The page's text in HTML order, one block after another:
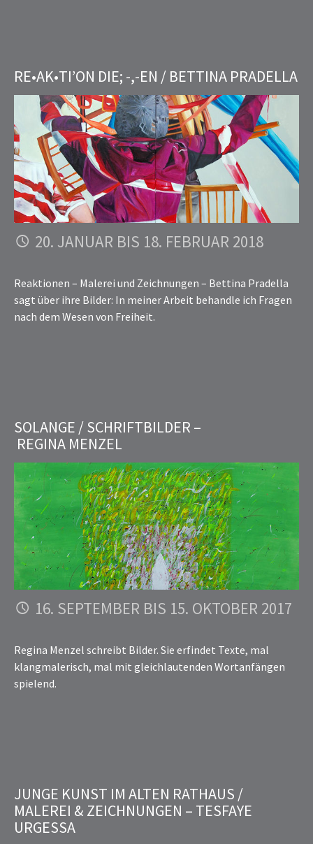
RE•AK•TI’ON DIE; -,-EN / BETTINA PRADELLA
20. JANUAR BIS 18. FEBRUAR 2018
Reaktionen – Malerei und Zeichnungen – Bettina Pradella
sagt über ihre Bilder: In meiner Arbeit behandle ich Fragen
nach dem Wesen von Freiheit.
SOLANGE / SCHRIFTBILDER –
REGINA MENZEL
16. SEPTEMBER BIS 15. OKTOBER 2017
Regina Menzel schreibt Bilder. Sie erfindet Texte, mal
klangmalerisch, mal mit gleichlautenden Wortanfängen
spielend.
JUNGE KUNST IM ALTEN RATHAUS /
MALEREI & ZEICHNUNGEN – TESFAYE
URGESSA